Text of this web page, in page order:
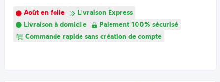
Août en folie
Livraison Express
Livraison à domicile
Paiement 100% sécurisé
Commande rapide sans création de compte